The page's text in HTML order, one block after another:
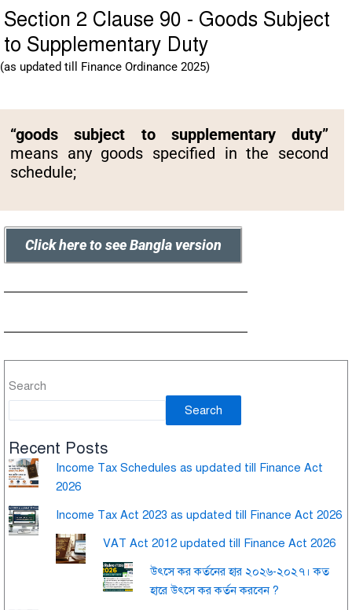
Section 2 Clause 90 - Goods Subject
to Supplementary Duty
(as updated till Finance Ordinance 2025)
“goods subject to supplementary duty”
means any goods specified in the second
schedule;
Click here to see Bangla version
Search
Search
Recent Posts
Income Tax Schedules as updated till Finance Act
2026
Income Tax Act 2023 as updated till Finance Act 2026
VAT Act 2012 updated till Finance Act 2026
উৎসে কর কর্তনের হার ২০২৬-২০২৭। কত
হারে উৎসে কর কর্তন করবেন ?